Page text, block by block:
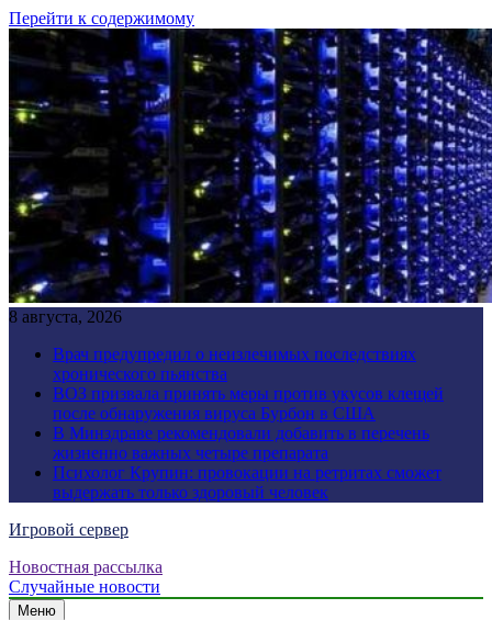
Перейти к содержимому
8 августа, 2026
Врач предупредил о неизлечимых последствиях
хронического пьянства
ВОЗ призвала принять меры против укусов клещей
после обнаружения вируса Бурбон в США
В Минздраве рекомендовали добавить в перечень
жизненно важных четыре препарата
Психолог Крупин: провокации на ретритах сможет
выдержать только здоровый человек
Игровой сервер
Новостная рассылка
Случайные новости
Меню